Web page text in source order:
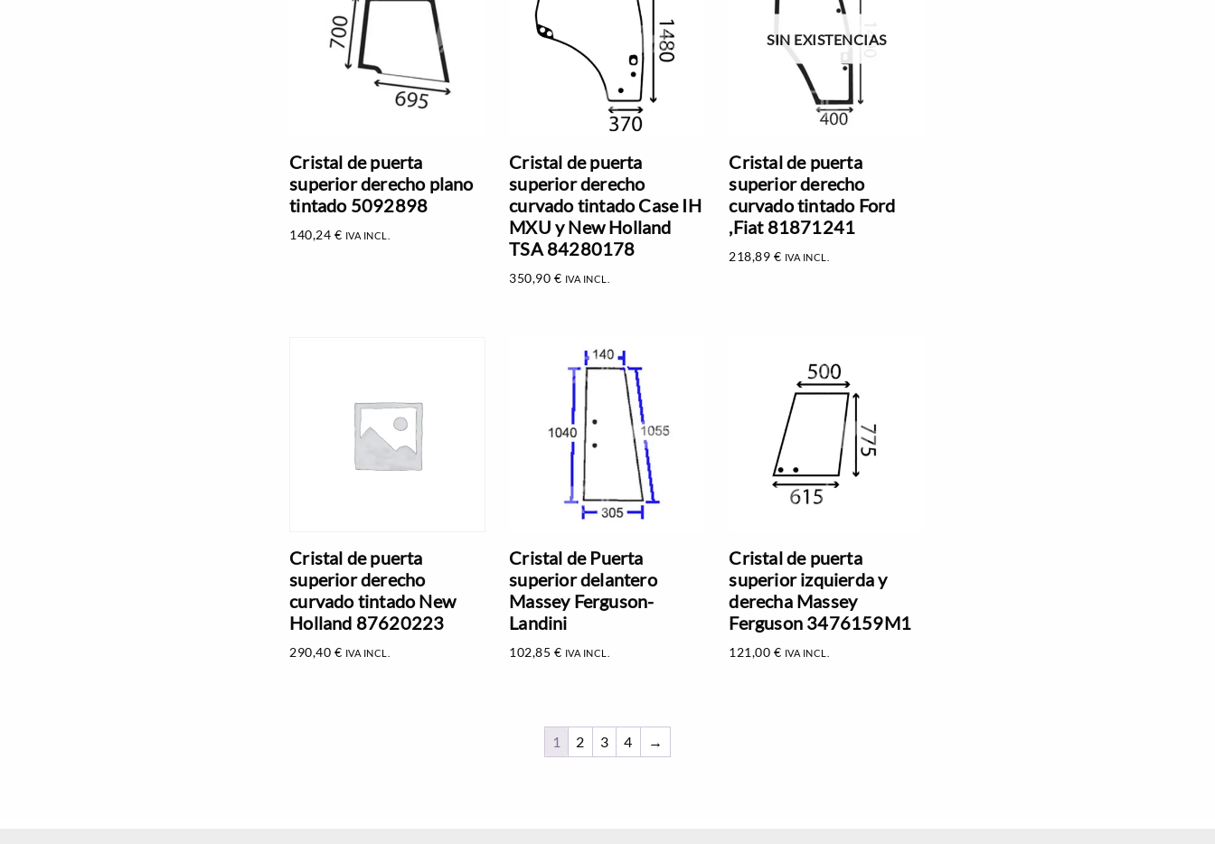
Cristal de puerta
superior derecho plano
tintado 5092898
140,24 € IVA INCL.
Cristal de puerta
superior derecho
curvado tintado Case IH
MXU y New Holland
TSA 84280178
350,90 € IVA INCL.
SIN EXISTENCIAS
Cristal de puerta
superior derecho
curvado tintado Ford
,Fiat 81871241
218,89 € IVA INCL.
Cristal de puerta
superior derecho
curvado tintado New
Holland 87620223
290,40 € IVA INCL.
Cristal de Puerta
superior delantero
Massey Ferguson-
Landini
102,85 € IVA INCL.
Cristal de puerta
superior izquierda y
derecha Massey
Ferguson 3476159M1
121,00 € IVA INCL.
1 2 3 4 →